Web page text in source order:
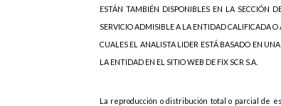
ESTÁN TAMBIÉN DISPONIBLES EN LA SECCIÓN
SERVICIO ADMISIBLE A LA ENTIDAD CALIFICADA O
CUALES EL ANALISTA LIDER ESTÁ BASADO EN
LA ENTIDAD EN EL SITIO WEB DE FIX SCR S.A.
La reproducción o distribución total o parcial de